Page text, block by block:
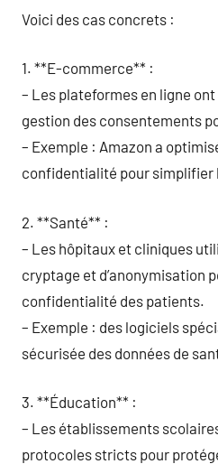
Voici des cas concrets :
1. **E-commerce** :
– Les plateformes en ligne
gestion des consentements
– Exemple : Amazon a
confidentialité pour simplifier
2. **Santé** :
– Les hôpitaux et cliniques
cryptage et d’anonymisation
confidentialité des patients.
– Exemple : des logiciels
sécurisée des données de
3. **Éducation** :
– Les établissements
protocoles stricts pour